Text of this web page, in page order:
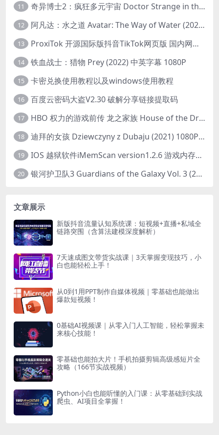
11 奇异博士2：疯狂多元宇宙 Doctor Strange in the Multiverse of Madness (2022) 高清版1080p
12 阿凡达：水之道 Avatar: The Way of Water (2022) 1080p 2k 4k 中文字幕
13 ProxiTok 开源国际版抖音TikTok网页版 国内网络直连
14 铁血战士：猎物 Prey (2022) 中英字幕 1080P
15 卡密兑换使用教程以及windows使用教程
16 百度云密码大盗V2.30 破解分享链接提取码
17 HBO 权力的游戏前传 龙之家族 House of the Dragon (2022) 中字 1080P 更新4集
18 迪拜的女孩 Dziewczyny z Dubaju (2021) 1080P 中字
19 IOS 越狱软件iMemScan version1.2.6 游戏内存修改器
20 银河护卫队3 Guardians of the Galaxy Vol. 3 (2023)4K高清资源1080p只分享精品
文章展示
新版抖音流量认知系统课：短视频+直播+私域全
链路突围（含算法建模深度解析）
7天速成图文带货实战课｜3天掌握变现技巧，小
白也能轻松上手！
从0到1用PPT制作自媒体视频｜零基础也能做出
爆款短视频！
0基础AI视频课｜从零入门人工智能，轻松掌握未
来核心技能！
零基础也能拍大片！手机拍摄剪辑高级感短片全
攻略（166节实战视频）
Python小白也能听懂的入门课：从零基础到实战
爬虫、AI项目全掌握！